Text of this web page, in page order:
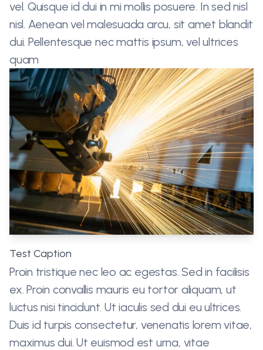
vel. Quisque id dui in mi mollis posuere. In sed nisl
nisl. Aenean vel malesuada arcu, sit amet blandit
dui. Pellentesque nec mattis ipsum, vel ultrices
quam
Test Caption
Proin tristique nec leo ac egestas. Sed in facilisis
ex. Proin convallis mauris eu tortor aliquam, ut
luctus nisi tincidunt. Ut iaculis sed dui eu ultrices.
Duis id turpis consectetur, venenatis lorem vitae,
maximus dui. Ut euismod est urna, vitae